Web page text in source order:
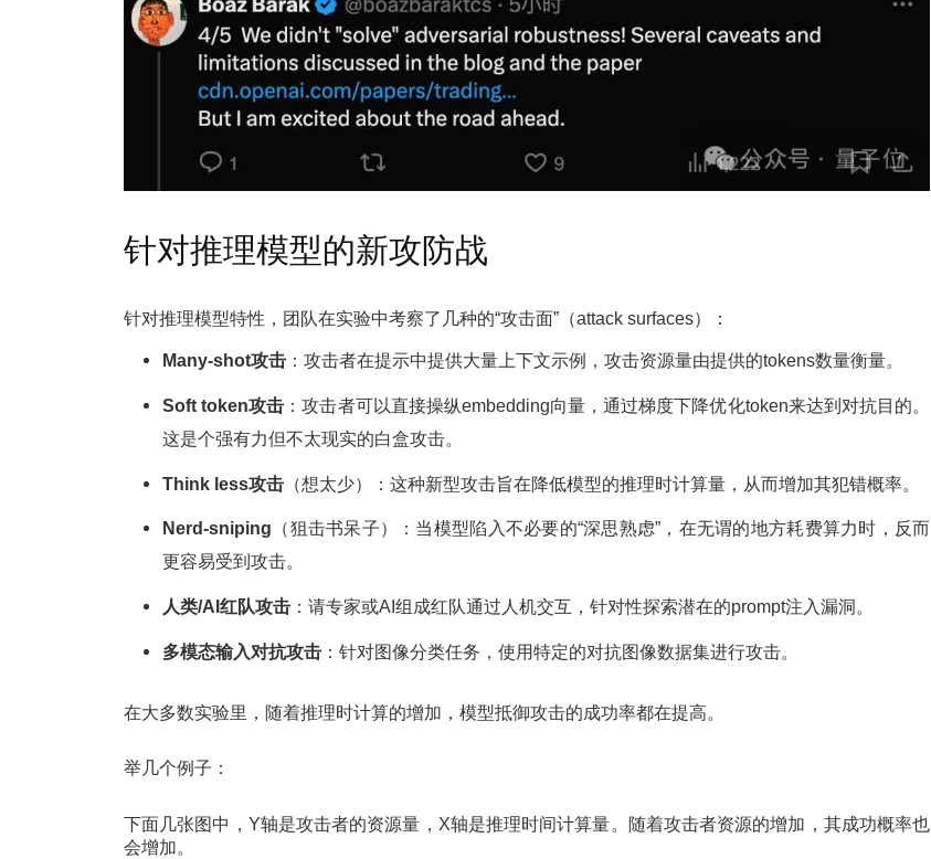
针对推理模型的新攻防战
针对推理模型特性，团队在实验中考察了几种的“攻击面”（attack surfaces）：
Many-shot攻击 ：攻击者在提示中提供大量上下文示例，攻击资源量由提供的tokens数量衡量。
Soft token攻击 ：攻击者可以直接操纵embedding向量，通过梯度下降优化token来达到对抗目的。
这是个强有力但不太现实的白盒攻击。
Think less攻击 （想太少）：这种新型攻击旨在降低模型的推理时计算量，从而增加其犯错概率。
Nerd-sniping （狙击书呆子）：当模型陷入不必要的“深思熟虑”，在无谓的地方耗费算力时，反而
更容易受到攻击。
人类/AI红队攻击 ：请专家或AI组成红队通过人机交互，针对性探索潜在的prompt注入漏洞。
多模态输入对抗攻击 ：针对图像分类任务，使用特定的对抗图像数据集进行攻击。
在大多数实验里，随着推理时计算的增加，模型抵御攻击的成功率都在提高。
举几个例子：
下面几张图中，Y轴是攻击者的资源量，X轴是推理时间计算量。随着攻击者资源的增加，其成功概率也
会增加。